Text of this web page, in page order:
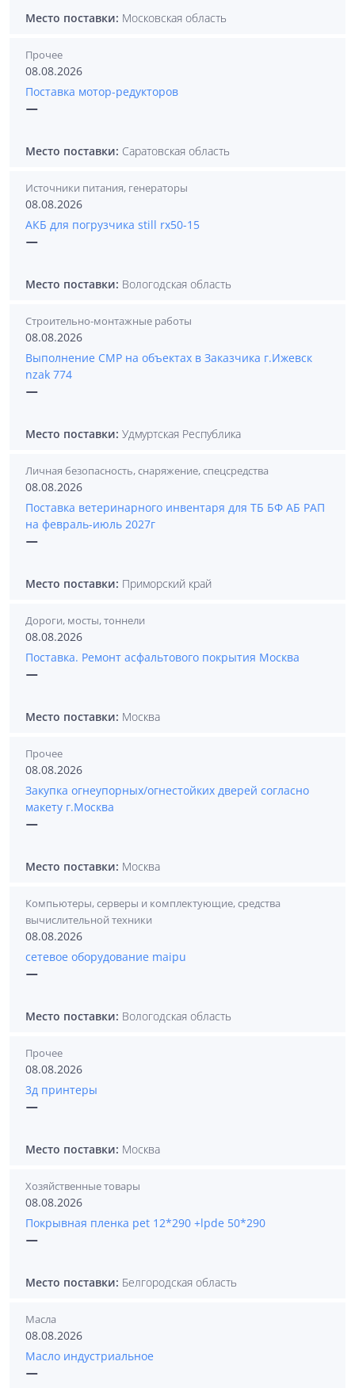
Место поставки: Московская область
Прочее
08.08.2026
Поставка мотор-редукторов
—
Место поставки: Саратовская область
Источники питания, генераторы
08.08.2026
АКБ для погрузчика still rx50-15
—
Место поставки: Вологодская область
Строительно-монтажные работы
08.08.2026
Выполнение СМР на объектах в Заказчика г.Ижевск
nzak 774
—
Место поставки: Удмуртская Республика
Личная безопасность, снаряжение, спецсредства
08.08.2026
Поставка ветеринарного инвентаря для ТБ БФ АБ РАП
на февраль-июль 2027г
—
Место поставки: Приморский край
Дороги, мосты, тоннели
08.08.2026
Поставка. Ремонт асфальтового покрытия Москва
—
Место поставки: Москва
Прочее
08.08.2026
Закупка огнеупорных/огнестойких дверей согласно
макету г.Москва
—
Место поставки: Москва
Компьютеры, серверы и комплектующие, средства
вычислительной техники
08.08.2026
сетевое оборудование maipu
—
Место поставки: Вологодская область
Прочее
08.08.2026
3д принтеры
—
Место поставки: Москва
Хозяйственные товары
08.08.2026
Покрывная пленка pet 12*290 +lpde 50*290
—
Место поставки: Белгородская область
Масла
08.08.2026
Масло индустриальное
—